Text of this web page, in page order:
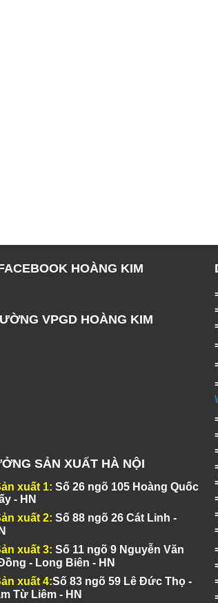
HOÀNG KIM
VPGD HOÀNG KIM
SẢN XUẤT HÀ NỘI
xuất 1: Số 26 ngõ 105 Hoàng Quốc
- HN
xuất 2: Số 88 ngõ 26 Cát Linh -
xuất 3: Số 11 ngõ 9 Nguyễn Văn
- Long Biên - HN
xuất 4:Số 83 ngõ 59 Lê Đức Thọ -
Từ Liêm - HN